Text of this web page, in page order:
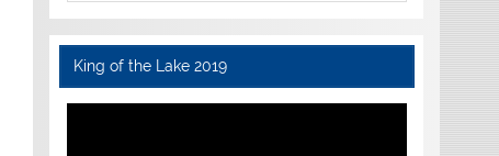
King of the Lake 2019
Video-